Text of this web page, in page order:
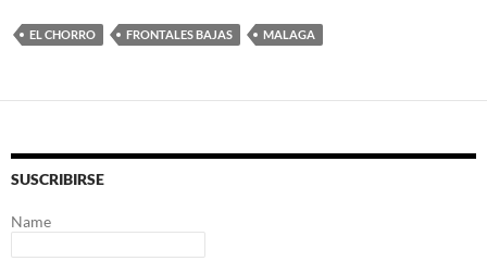
EL CHORRO FRONTALES BAJAS MALAGA
SUSCRIBIRSE
Name